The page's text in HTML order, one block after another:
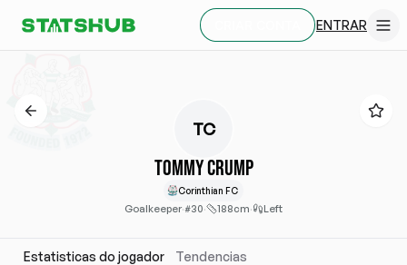
ENTRAR
TC
Tommy Crump
Corinthian FC
Goalkeeper·#30· 188cm· Left
Estatisticas do jogador Tendencias